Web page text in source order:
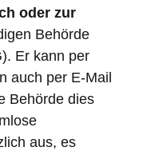
oder zur
Behörde
Er kann per
auch per E-Mail
Behörde dies
aus, es